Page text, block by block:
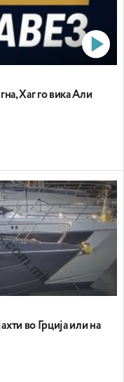
Хаг го вика Али
во Грција или на